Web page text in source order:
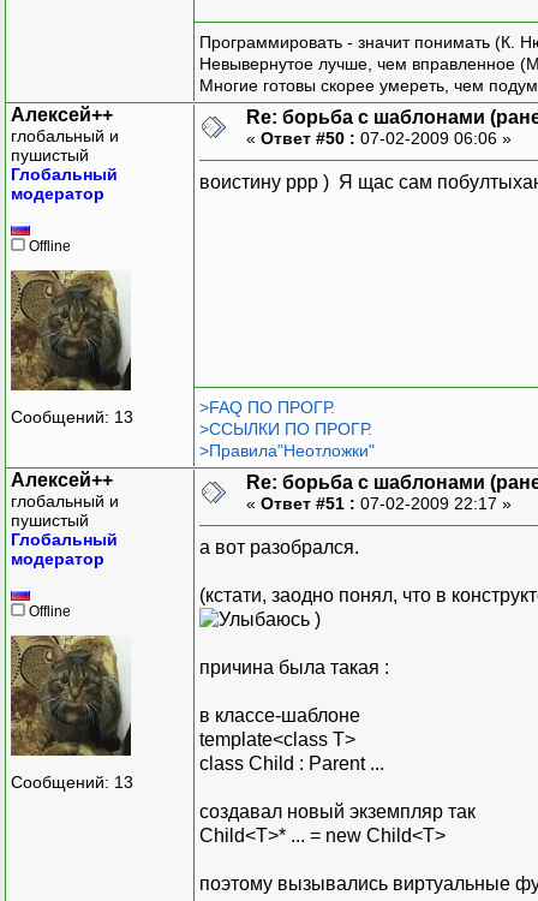
Программировать - значит понимать (К.
Невывернутое лучше, чем вправленное
Многие готовы скорее умереть, чем
Алексей++
глобальный и
пушистый
Глобальный
модератор
Offline
Сообщений: 13
Re: борьба с шаблонами
« Ответ #50 : 07-02-2009 06:06 »
воистину ррр ) Я щас сам
>FAQ ПО ПРОГР.
>ССЫЛКИ ПО ПРОГР.
>Правила"Неотложки"
Алексей++
глобальный и
пушистый
Глобальный
модератор
Offline
Сообщений: 13
Re: борьба с шаблонами
« Ответ #51 : 07-02-2009 22:17 »
а вот разобрался.
(кстати, заодно понял, что в
)
причина была такая :
в классе-шаблоне
template<class T>
class Child : Parent ...
создавал новый экземпляр так
Child<T>* ... = new Child<T>
поэтому вызывались виртуальные